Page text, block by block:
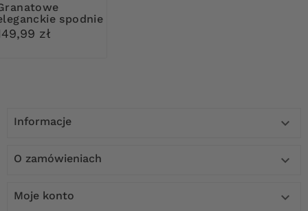
spodnie
karczkiem
zł
Informacje 
O zamówieniach 
Moje konto 